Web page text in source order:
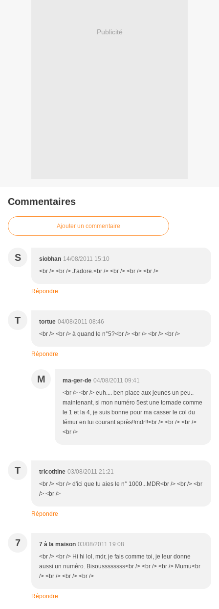
Publicité
Commentaires
Ajouter un commentaire
S siobhan 14/08/2011 15:10
<br /> <br /> J'adore.<br /> <br /> <br /> <br />
Répondre
T tortue 04/08/2011 08:46
<br /> <br /> à quand le n°5?<br /> <br /> <br /> <br />
Répondre
M ma-ger-de 04/08/2011 09:41
<br /> <br /> euh.... ben place aux jeunes un peu..
maintenant, si mon numéro 5est une tornade comme
le 1 et la 4, je suis bonne pour ma casser le col du
fémur en lui courant après!!mdr!!<br /> <br /> <br />
<br />
T tricotitine 03/08/2011 21:21
<br /> <br /> d'ici que tu aies le n° 1000...MDR<br /> <br /> <br
/> <br />
Répondre
7 7 à la maison 03/08/2011 19:08
<br /> <br /> Hi hi lol, mdr, je fais comme toi, je leur donne
aussi un numéro. Bisoussssssss<br /> <br /> <br /> Mumu<br
/> <br /> <br /> <br />
Répondre